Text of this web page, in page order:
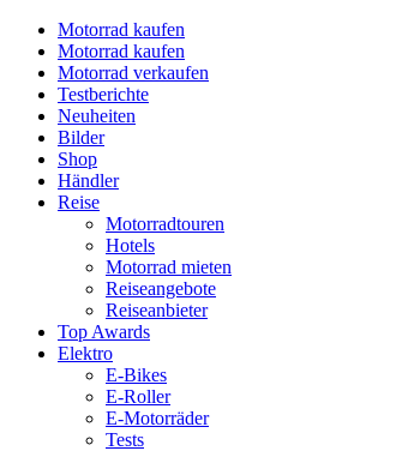
Motorrad kaufen
Motorrad kaufen
Motorrad verkaufen
Testberichte
Neuheiten
Bilder
Shop
Händler
Reise
Motorradtouren
Hotels
Motorrad mieten
Reiseangebote
Reiseanbieter
Top Awards
Elektro
E-Bikes
E-Roller
E-Motorräder
Tests